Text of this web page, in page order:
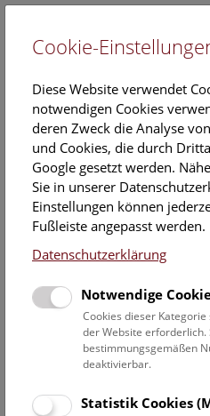
Informationen zu Gruppen,-
Schulprogrammen finden Siehier
Datumsfilter
Datum
Cookie-
Diese Website verwendet
notwendigen Cookies
deren Zweck die Analyse
und Cookies, die durch
Google gesetzt werden.
Sie in unserer
Einstellungen können
Fußleiste angepasst werden.
Datenschutzerklärung
Notwendige
Cookies dieser
der Website erforderlich.
bestimmungsgemäßen
deaktivierbar.
Statistik Cookies